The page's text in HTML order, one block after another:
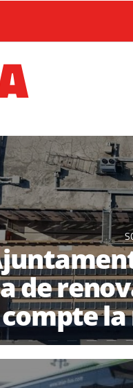
de
compte